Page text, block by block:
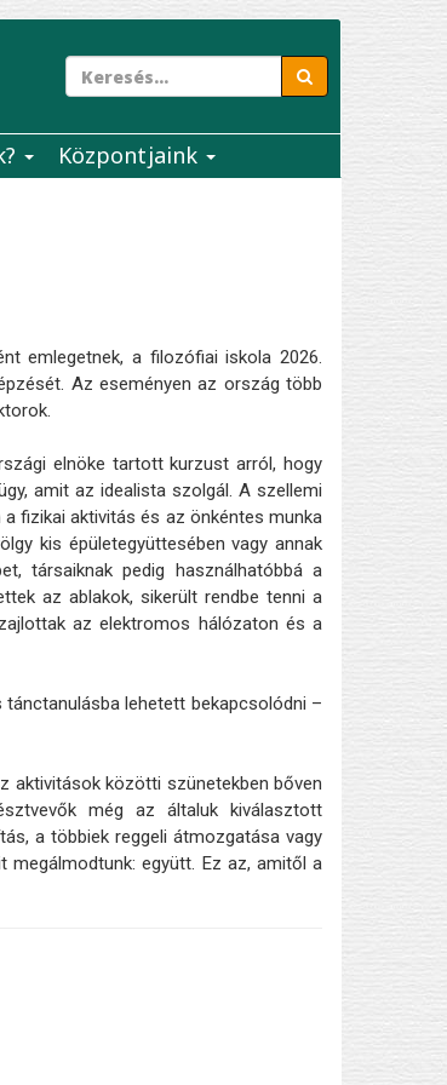
Központjaink
emlegetnek, a filozófiai iskola 2026.
Az eseményen az ország több
elnöke tartott kurzust arról, hogy
amit az idealista szolgál. A szellemi
fizikai aktivitás és az önkéntes munka
kis épületegyüttesében vagy annak
társaiknak pedig használhatóbbá a
az ablakok, sikerült rendbe tenni a
az elektromos hálózaton és a
lehetett bekapcsolódni –
aktivitások közötti szünetekben bőven
még az általuk kiválasztott
a többiek reggeli átmozgatása vagy
megálmodtunk: együtt. Ez az, amitől a